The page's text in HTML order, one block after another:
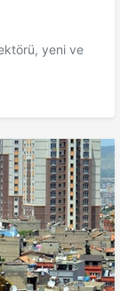
yeni ve